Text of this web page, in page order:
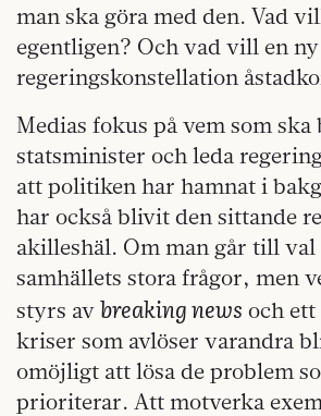
man ska göra med den. Vad
egentligen? Och vad vill en ny
regeringskonstellation
Medias fokus på vem som ska
statsminister och leda
att politiken har hamnat i
har också blivit den sittande
akilleshäl. Om man går till val
samhällets stora frågor, men
styrs av breaking news och ett
kriser som avlöser varandra
omöjligt att lösa de problem
prioriterar. Att motverka